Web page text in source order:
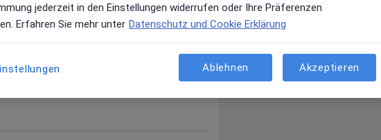
jederzeit in den Einstellungen widerrufen oder Ihre Präferenzen
Erfahren Sie mehr unter Datenschutz und Cookie Erklärung
Ablehnen Akzeptieren